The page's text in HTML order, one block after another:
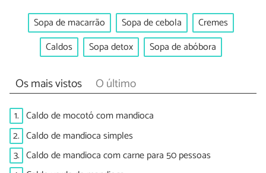
Sopa de macarrão Sopa de cebola
Cremes
Caldos
Sopa detox Sopa de abóbora
Os mais vistos O último
1. Caldo de mocotó com mandioca
2. Caldo de mandioca simples
3. Caldo de mandioca com carne para 50 pessoas